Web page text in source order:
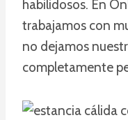
habilidosos. En
trabajamos con
no dejamos
completamente